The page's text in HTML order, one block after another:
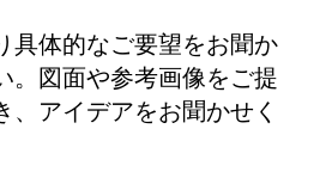
具体的なご要望をお聞か
。図面や参考画像をご提
、アイデアをお聞かせく